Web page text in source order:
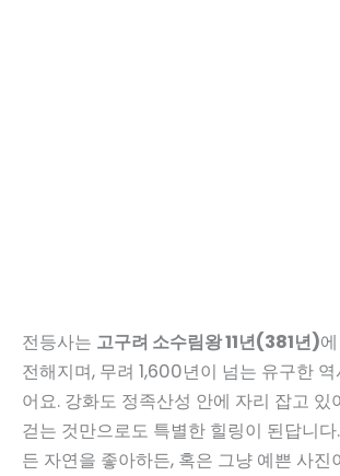
전등사는 고구려 소수림왕 11년(381년)
전해지며, 무려 1,600년이 넘는 유구한
어요. 강화도 정족산성 안에 자리 잡고 있
걷는 것만으로도 특별한 힐링이 된답니
든 자연을 좋아하든, 혹은 그냥 예쁜 사